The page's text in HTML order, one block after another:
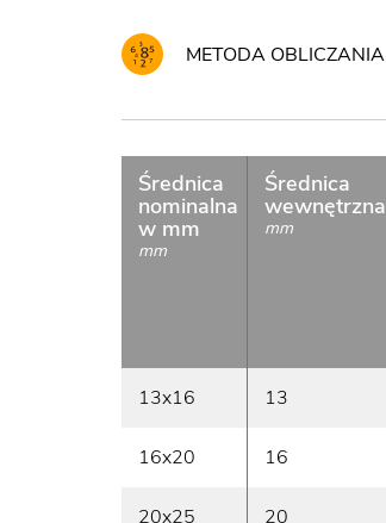
METODA OBLICZANIA
Średnica
nominalna
w mm
mm
Średnica
wewnętrzna
mm
13x16 13
16x20 16
20x25 20